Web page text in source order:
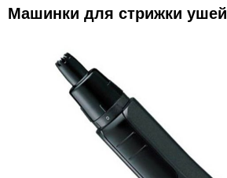
Машинки для стрижки ушей